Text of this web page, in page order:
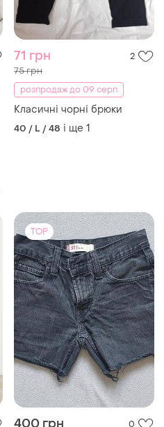
розпродаж до 09 серп
Класичні чорні брюки
400 грн 0
Levi's
Чорні джинсові жіночі
короткі шорти levi's, розмір
s, ідеальний стан